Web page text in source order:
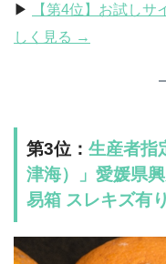
▶︎
【第4位】お試し
しく見る →
第3位： 生産者指
津海）」愛媛県
易箱 スレキズ有